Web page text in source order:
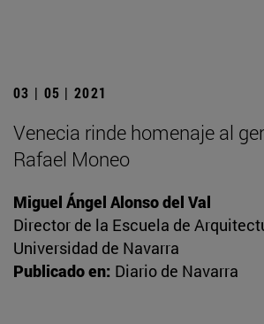
03 | 05 | 2021
Venecia rinde homenaje al
Rafael Moneo
Miguel Ángel Alonso del Val
Director de la Escuela de
Universidad de Navarra
Publicado en: Diario de Navarra